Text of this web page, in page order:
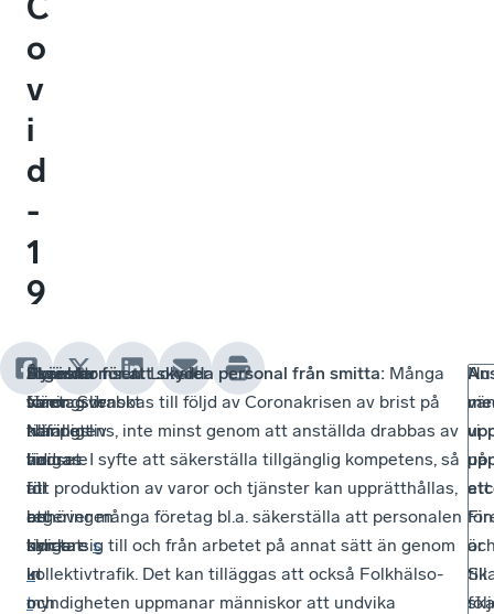
o
v
i
d
-
1
9
Svenskt
Näringsliv
har
tidigare
till
regeringen
skickat
in
t
Skänkta
varor:Svenskt
Näringsliv
har
i
en
tidigares
k
r
Hyresmomsen:Lokaler
som
tillfälligt
ändras
för
att
hyras
ut
och
Åtgärder för att skydda personal från smitta: Många
företag drabbas till följd av Coronakrisen av brist på
kompetens, inte minst genom att anställda drabbas av
viruset. I syfte att säkerställa tillgänglig kompetens, så
att produktion av varor och tjänster kan upprätthållas,
behöver många företag bl.a. säkerställa att personalen
kan ta sig till och från arbetet på annat sätt än genom
kollektivtrafik. Det kan tilläggas att också Folkhälso­
myndigheten uppmanar människor att undvika
är
till
Nu
vi
på
att
ska